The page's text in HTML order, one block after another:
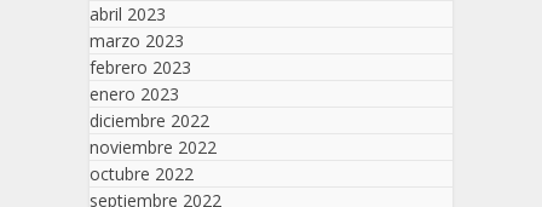
abril 2023
marzo 2023
febrero 2023
enero 2023
diciembre 2022
noviembre 2022
octubre 2022
septiembre 2022